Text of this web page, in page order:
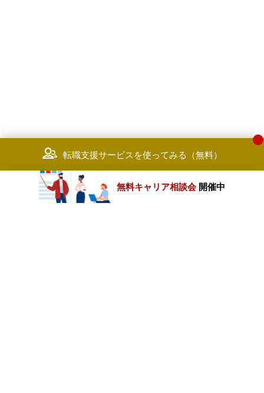
転職支援サービスを使ってみる（無料）
無料キャリア相談会 開催中